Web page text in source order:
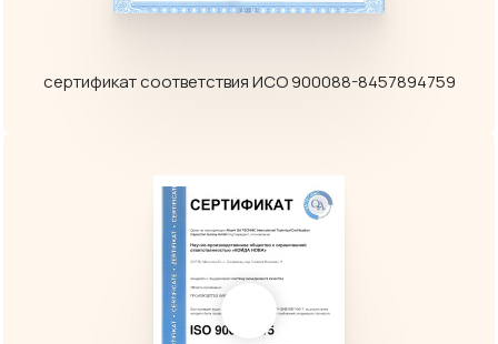
сертификат соответствия ИСО 900088-8457894759